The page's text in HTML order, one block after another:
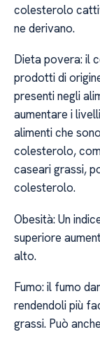
colesterolo
ne derivano.
Dieta povera: il
prodotti di
presenti negli
aumentare i
alimenti che
colesterolo,
caseari grassi,
colesterolo.
Obesità: Un
superiore
alto.
Fumo: il fumo
rendendoli più
grassi. Può